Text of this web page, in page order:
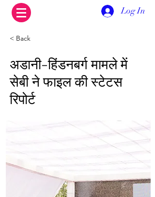
Log In
< Back
अडानी-हिंडनबर्ग मामले में
सेबी ने फाइल की स्टेटस
रिपोर्ट